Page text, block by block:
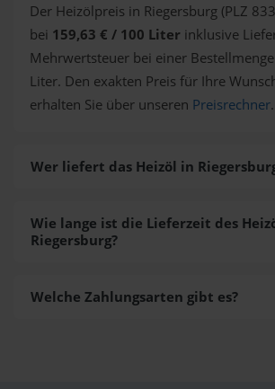
Der Heizölpreis in Riegersburg (PLZ
bei 159,63 € / 100 Liter inklusive
Mehrwertsteuer bei einer
Liter. Den exakten Preis für Ihre
erhalten Sie über unseren Preisrechner.
Wer liefert das Heizöl in
Wie lange ist die Lieferzeit des
Riegersburg?
Welche Zahlungsarten gibt es?